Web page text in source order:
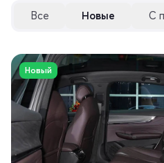
Все Новые С
Новый